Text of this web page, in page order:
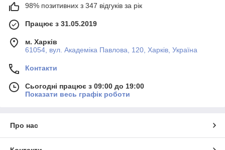
98% позитивних з 347 відгуків за рік
Працює з 31.05.2019
м. Харків
61054, вул. Академіка Павлова, 120, Харків, Україна
Контакти
Сьогодні працює з 09:00 до 19:00
Показати весь графік роботи
Про нас